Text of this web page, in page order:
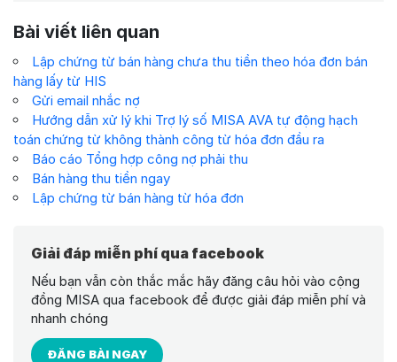
Bài viết liên quan
Lập chứng từ bán hàng chưa thu tiền theo hóa đơn bán
hàng lấy từ HIS
Gửi email nhắc nợ
Hướng dẫn xử lý khi Trợ lý số MISA AVA tự động hạch
toán chứng từ không thành công từ hóa đơn đầu ra
Báo cáo Tổng hợp công nợ phải thu
Bán hàng thu tiền ngay
Lập chứng từ bán hàng từ hóa đơn
Giải đáp miễn phí qua facebook
Nếu bạn vẫn còn thắc mắc hãy đăng câu hỏi vào cộng
đồng MISA qua facebook để được giải đáp miễn phí và
nhanh chóng
ĐĂNG BÀI NGAY